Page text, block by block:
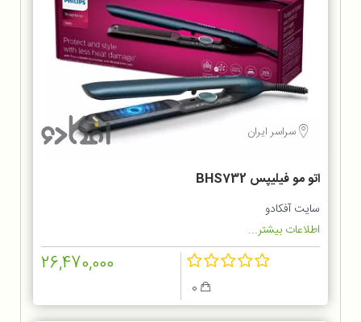
سراسر ایران
اتو مو فیلیپس BHS732
سایت آفکادو
اطلاعات بیشتر...
26,470,000